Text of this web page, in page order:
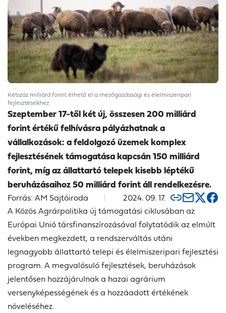
Kétszáz milliárd forint érhető el a mezőgazdasági és élelmiszeripari
fejlesztésekhez
Szeptember 17-től két új, összesen 200 milliárd
forint értékű felhívásra pályázhatnak a
vállalkozások: a feldolgozó üzemek komplex
fejlesztésének támogatása kapcsán 150 milliárd
forint, míg az állattartó telepek kisebb léptékű
beruházásaihoz 50 milliárd forint áll rendelkezésre.
Forrás: AM Sajtóiroda
2024. 09. 17.
A Közös Agrárpolitika új támogatási ciklusában az
Európai Unió társfinanszírozásával folytatódik az elmúlt
években megkezdett, a rendszerváltás utáni
legnagyobb állattartó telepi és élelmiszeripari fejlesztési
program. A megvalósuló fejlesztések, beruházások
jelentősen hozzájárulnak a hazai agrárium
versenyképességének és a hozzáadott értékének
növeléséhez.